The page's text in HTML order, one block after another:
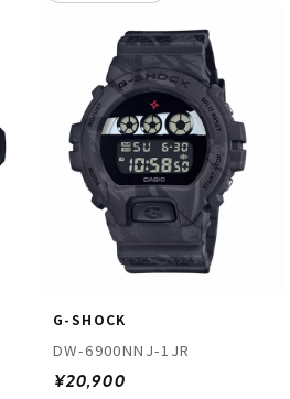
G-SHOCK
DW-6900NNJ-1JR
¥20,900